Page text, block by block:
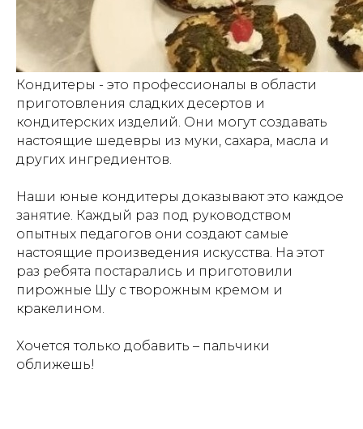
Кондитеры - это профессионалы в области
приготовления сладких десертов и
кондитерских изделий. Они могут создавать
настоящие шедевры из муки, сахара, масла и
других ингредиентов.
Наши юные кондитеры доказывают это каждое
занятие. Каждый раз под руководством
опытных педагогов они создают самые
настоящие произведения искусства. На этот
раз ребята постарались и приготовили
пирожные Шу с творожным кремом и
кракелином.
Хочется только добавить – пальчики
оближешь!